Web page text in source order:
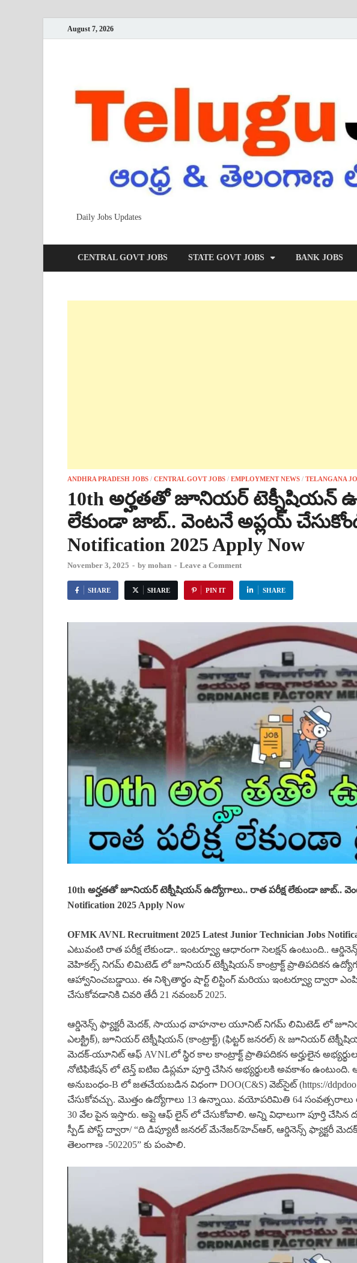
August 7, 2026
Daily Jobs Updates
CENTRAL GOVT JOBS STATE GOVT JOBS BANK JOBS
ANDHRA PRADESH JOBS / CENTRAL GOVT JOBS / EMPLOYMENT NEWS / TELANGANA
10th అర్హతతో జూనియర్ టెక్నీషియన్
లేకుండా జాబ్.. వెంటనే అప్లయ్
Notification 2025 Apply Now
November 3, 2025 - by mohan - Leave a Comment
SHARE SHARE PIN IT SHARE
10th అర్హతతో జూనియర్ టెక్నీషియన్ ఉద్యోగాలు.. రాత పరీక్ష లేకుండా జాబ్..
Notification 2025 Apply Now
OFMK AVNL Recruitment 2025 Latest Junior Technician Jobs
ఎటువంటి రాత పరీక్ష లేకుండా.. ఇంటర్వ్యూ ఆధారంగా సెలక్షన్ ఉంటుంది..
వెహికల్స్ నిగమ్ లిమిటెడ్ లో జూనియర్ టెక్నీషియన్ కాంట్రాక్ట్ ప్రాతిపదికన
ఆహ్వానించబడ్డాయి. ఈ నిశ్చితార్థం షార్ట్ లిస్టింగ్ మరియు ఇంటర్వ్యూ ద్వారా
చేసుకోవడానికి చివరి తేదీ 21 నవంబర్ 2025.
ఆర్డినెన్స్ ఫ్యాక్టరీ మెదక్, సాయుధ వాహనాల యూనిట్ నిగమ్ లిమిటెడ్ లో జూనియర్
ఎలక్ట్రిక్), జూనియర్ టెక్నీషియన్ (కాంట్రాక్ట్) (ఫిట్టర్ జనరల్) & జూనియర్
మెదక్-యూనిట్ ఆఫ్ AVNLలో స్థిర కాల కాంట్రాక్ట్ ప్రాతిపదికన అర్హులైన
నోటిఫికేషన్ లో టెన్త్ ఐటిఐ డిప్లమా పూర్తి చేసిన అభ్యర్థులకి అవకాశం ఉంటుంది.
అనుబంధం-B లో జతచేయబడిన విధంగా DOO(C&S) వెబ్‌సైట్ (https://
చేసుకోవచ్చు. మొత్తం ఉద్యోగాలు 13 ఉన్నాయి. వయోపరిమితి 64 సంవత్సరాలు
30 వేల పైన ఇస్తారు. అప్లై ఆఫ్ లైన్ లో చేసుకోవాలి. అన్ని విధాలుగా పూర్తి చేసిన
స్పీడ్ పోస్ట్ ద్వారా/ “ది డిప్యూటీ జనరల్ మేనేజర్/హెచ్ఆర్, ఆర్డినెన్స్ ఫ్యాక్టరీ
తెలంగాణ -502205” కు పంపాలి.